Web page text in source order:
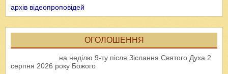
архів відеопроповідей
ОГОЛОШЕННЯ
на неділю 9-ту після Зіслання Святого Духа 2
серпня 2026 року Божого